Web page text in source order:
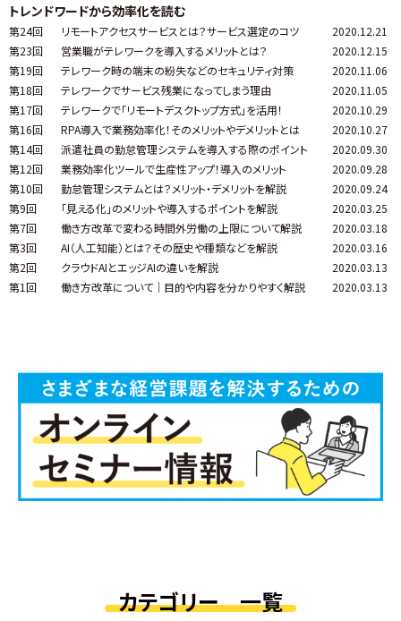
トレンドワードから効率化を読む
第24回 リモートアクセスサービスとは？サービス選定のコツ
2020.12.21
第23回
営業職がテレワークを導入するメリットとは？
2020.12.15
第19回
テレワーク時の端末の紛失などのセキュリティ対策
2020.11.06
第18回
テレワークでサービス残業になってしまう理由
2020.11.05
第17回
テレワークで「リモートデスクトップ方式」を活用！
2020.10.29
第16回
RPA導入で業務効率化！そのメリットやデメリットとは
2020.10.27
第14回
派遣社員の勤怠管理システムを導入する際のポイント
2020.09.30
第12回
業務効率化ツールで生産性アップ！導入のメリット
2020.09.28
第10回
勤怠管理システムとは？メリット・デメリットを解説
2020.09.24
第9回
「見える化」のメリットや導入するポイントを解説
2020.03.25
第7回
働き方改革で変わる時間外労働の上限について解説
2020.03.18
第3回
AI（人工知能）とは？その歴史や種類などを解説
2020.03.16
第2回
クラウドAIとエッジAIの違いを解説
2020.03.13
第1回
働き方改革について｜目的や内容を分かりやすく解説 2020.03.13
カテゴリー 一覧